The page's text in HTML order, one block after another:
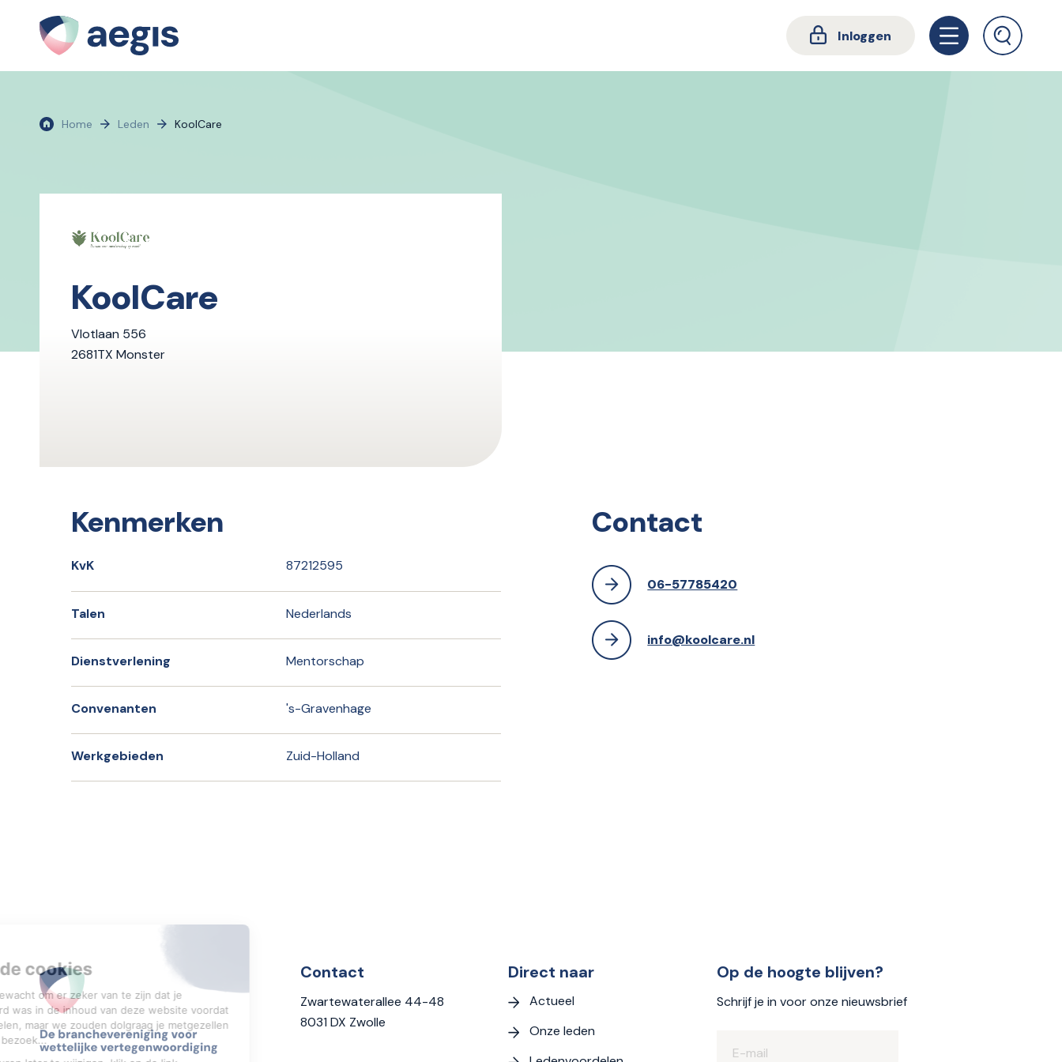
Inloggen
Home Leden KoolCare
KoolCare
Vlotlaan 556
2681TX Monster
Kenmerken
KvK 87212595
Talen Nederlands
Dienstverlening Mentorschap
Convenanten 's-Gravenhage
Werkgebieden Zuid-Holland
Contact
06-57785420
info@koolcare.nl
Contact
Zwartewaterallee 44-48
8031 DX Zwolle
Direct naar
Actueel
Onze leden
Op de hoogte blijven?
Schrijf je in voor onze nieuwsbrief